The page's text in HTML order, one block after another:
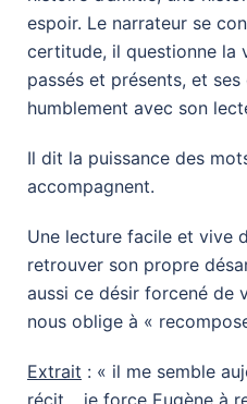
espoir. Le narrateur se
certitude, il questionne la
passés et présents, et
humblement avec son
Il dit la puissance des
accompagnent.
Une lecture facile et vive
retrouver son propre
aussi ce désir forcené de
nous oblige à «
Extrait : « il me semble
récit… je force Eugène à